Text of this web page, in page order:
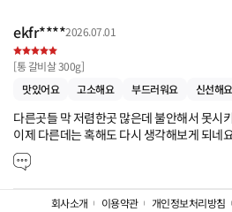
ekfr****2026.07.01
[통 갈비살 300g]
맛있어요
고소해요 부드러워요 신선해요
다른곳들 막 저렴한곳 많은데 불안해서 못시
이제 다른데는 혹해도 다시 생각해보게 되네
회사소개 이용약관 개인정보처리방침